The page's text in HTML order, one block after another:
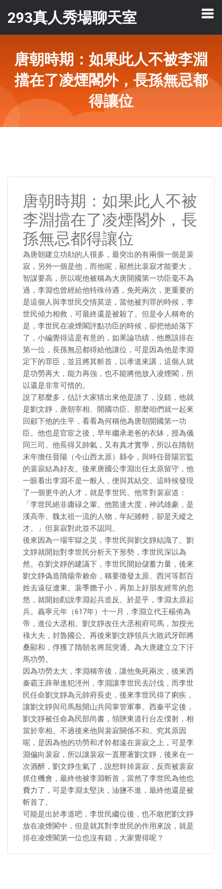
293真人秀場聊天室
唐朝時期：如果此人不被李淵
擋在了凌煙閣外，長孫無忌都
得讓位
唐朝時期：如果此人不被
李淵擋在了凌煙閣外，長
孫無忌都得讓位
為唐朝建立功勛的人很多，最突出的有兩個一個是裴
寂，另外一個是他，而他呢，顯然比裴寂才能要大，
智謀要高，所以呢他被稱為大唐開國第一功臣毫不為
過，李淵也曾經給他特殊待遇，免死兩次，更重要的
是這個人與李世民交情莫逆，當他被判罪的時候，李
世民傾力相救，可最終還是被殺了。但是令人稱奇的
是，李世民在凌煙閣評點功臣的時候，卻把他給落下
了，小編覺得這是有意的，如果論功績，他應該排在
第一位，長孫無忌都得給他讓位，可是因為他是李淵
定下的罪臣，並且將其斬首，以孝道來講，這個人就
是功勞再大，能力再強，也不能將他放入凌煙閣，所
以還是非常可惜的。
說了那麼多，估計大家猜出來他是誰了，沒錯，他就
是劉文靜，唐朝宰相、開國功臣。那麼咱們就一起來
回顧下他的生平，看看為何稱他為唐朝開國第一功
臣。他也是官宦之後，早年繼承老爸的衣缽，授為儀
同三司。他長得又帥氣，又有真才實學，所以在隋朝
末年擔任晉陽（今山西太原）縣令，與時任晉陽宮監
的裴寂結為好友。後來唐國公李淵出任太原留守，他
一眼看出李淵不是一般人，便與其結交。這時候發現
了一個更牛的人才，就是李世民。他常對裴寂道：
「李世民絕非庸碌之輩。他豁達大度，神武雄豪，是
漢高帝、魏太祖一流的人物，年紀雖輕，卻是天縱之
才。」但裴寂對此並不認同。
後來因為一場牢獄之災，李世民與劉文靜結識了。劉
文靜就開始對李世民分析天下形勢，李世民深以為
然。在劉文靜的建議下，李世民開始儲蓄力量，後來
劉文靜偽造隋煬帝敕命，稱要徵發太原、西河等郡百
姓去遠征遼東。裴季膽子小，再加上好朋友經常的忽
悠，就開始勸說李淵起兵造反。於是乎，李淵太原起
兵。義寧元年（617年）十一月，李淵立代王楊侑為
帝，進位大丞相。劉文靜改任大丞相府司馬，加授光
祿大夫，封魯國公。再後來劉文靜領兵大敗武牙郎將
桑顯和，俘獲了隋朝名將屈突通。為大唐建立立下汗
馬功勞。
因為功勞太大，李淵稱帝後，讓他免死兩次，後來西
秦霸王薛舉進犯涇州，李淵讓李世民去討伐，而李世
民任命劉文靜為元帥府長史，後來李世民得了痢疾，
讓劉文靜與司馬殷開山共同掌管軍事。西秦平定後，
劉文靜被任命為民部尚書，領陝東道行台左僕射，相
當於宰相。不過後來他與裴寂關係不和。究其原因
呢，是因為他的功勞和才幹都遠在裴寂之上，可是李
淵偏向裴寂，所以讓裴寂一直壓著劉文靜，後來在一
次酒醉，劉文靜生氣了，說想幹掉裴寂，反而被裴寂
抓住機會，最終他被李淵斬首，當然了李世民為他也
費力了，可是李淵太堅決，油鹽不進，最終他還是被
斬首了。
可能是出於孝道吧，李世民繼位後，也不敢把劉文靜
放在凌煙閣中，但是就其對李世民的作用來說，就是
排在凌煙閣第一位也沒有錯，大家覺得呢？